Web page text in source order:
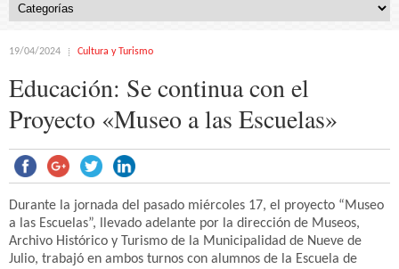
19/04/2024 Cultura y Turismo
Educación: Se continua con el
Proyecto «Museo a las Escuelas»
Durante la jornada del pasado miércoles 17, el proyecto “Museo
a las Escuelas”, llevado adelante por la dirección de Museos,
Archivo Histórico y Turismo de la Municipalidad de Nueve de
Julio, trabajó en ambos turnos con alumnos de la Escuela de